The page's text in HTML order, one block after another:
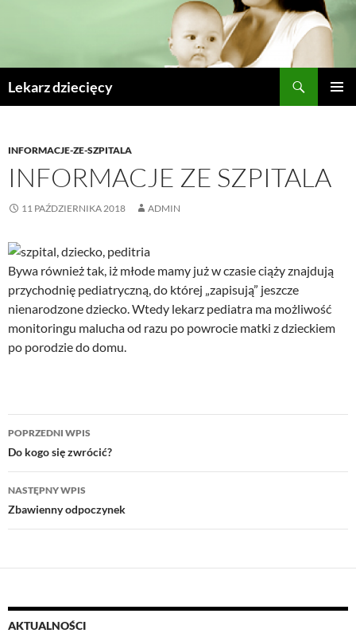
Lekarz dziecięcy
INFORMACJE-ZE-SZPITALA
INFORMACJE ZE SZPITALA
11 PAŹDZIERNIKA 2018 ADMIN
Bywa również tak, iż młode mamy już w czasie ciąży znajdują
przychodnię pediatryczną, do której „zapisują” jeszcze
nienarodzone dziecko. Wtedy lekarz pediatra ma możliwość
monitoringu malucha od razu po powrocie matki z dzieckiem
po porodzie do domu.
Zobacz
wpisy
POPRZEDNI WPIS
Do kogo się zwrócić?
NASTĘPNY WPIS
Zbawienny odpoczynek
AKTUALNOŚCI